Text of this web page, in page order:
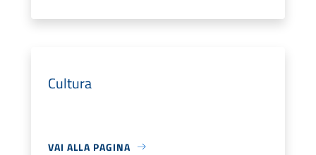
Cultura
VAI ALLA PAGINA